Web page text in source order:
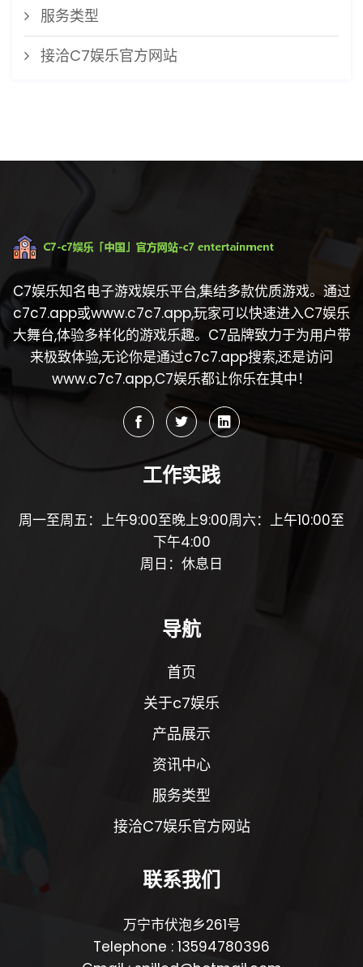
服务类型
接洽C7娱乐官方网站
C7娱乐知名电子游戏娱乐平台,集结多款优质游戏。通过
c7c7.app或www.c7c7.app,玩家可以快速进入C7娱乐
大舞台,体验多样化的游戏乐趣。C7品牌致力于为用户带
来极致体验,无论你是通过c7c7.app搜索,还是访问
www.c7c7.app,C7娱乐都让你乐在其中！
工作实践
周一至周五：上午9:00至晚上9:00周六：上午10:00至
下午4:00
周日：休息日
导航
首页
关于c7娱乐
产品展示
资讯中心
服务类型
接洽C7娱乐官方网站
联系我们
万宁市伏泡乡261号
Telephone : 13594780396